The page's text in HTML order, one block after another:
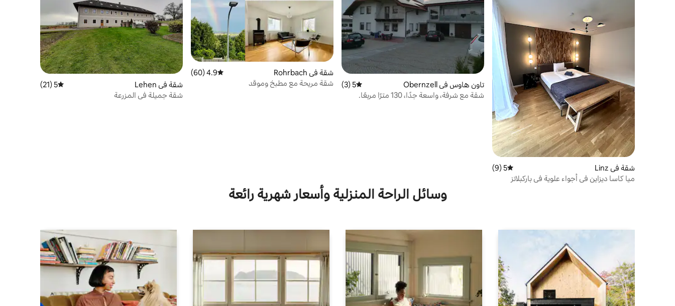
شقة في Linz متوسط التقييم 5 من 5، 9 مراجعات
5 (9)
ميا كاسا ديزاين في أجواء علوية في باركبلاتز
تاون هاوس في Obernzell متوسط التقييم 5 من 5، 3 مراجعات
5 (3)
شقة مع شرفة، واسعة جدًا، 130 مترًا مربعًا.
شقة في Rohrbach متوسط التقييم 4.9 من 5، 60 مراجعات
4.9 (60)
شقة مريحة مع مطبخ وموقد
شقة في Lehen متوسط التقييم 5 من 5، 21 مراجعات
5 (21)
شقة جميلة في المزرعة
وسائل الراحة المنزلية وأسعار شهرية رائعة